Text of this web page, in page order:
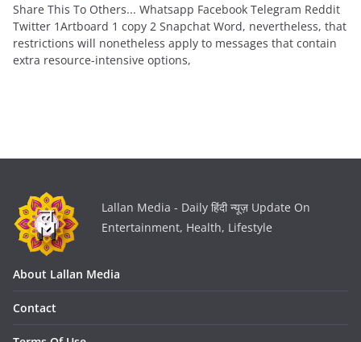
Share This To Others... Whatsapp Facebook Telegram Reddit
Twitter 1Artboard 1 copy 2 Snapchat Word, nevertheless, that
restrictions will nonetheless apply to messages that contain
extra resource-intensive options,
Lallan Media - Daily हिंदी न्यूज़ Update On
Entertainment, Health, Lifestyle
About Lallan Media
Contact